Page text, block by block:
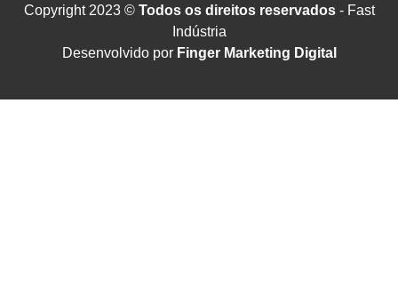
Copyright 2023 ©Todos os direitos reservados- Fast
Indústria
Desenvolvido por Finger Marketing Digital